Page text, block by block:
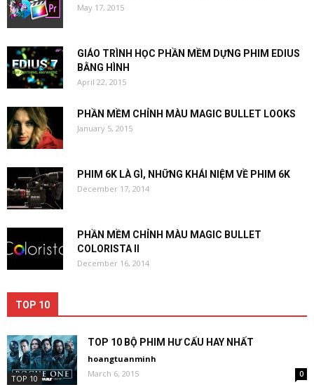
May 17, 2015
GIÁO TRÌNH HỌC PHẦN MỀM DỰNG PHIM EDIUS
BẰNG HÌNH
April 22, 2015
PHẦN MỀM CHỈNH MÀU MAGIC BULLET LOOKS
January 5, 2015
PHIM 6K LÀ GÌ, NHỮNG KHÁI NIỆM VỀ PHIM 6K
December 17, 2014
PHẦN MỀM CHỈNH MÀU MAGIC BULLET
COLORISTA II
December 16, 2014
TOP 10
TOP 10
TOP 10 BỘ PHIM HƯ CẤU HAY NHẤT
hoangtuanminh
March 6, 2015
0